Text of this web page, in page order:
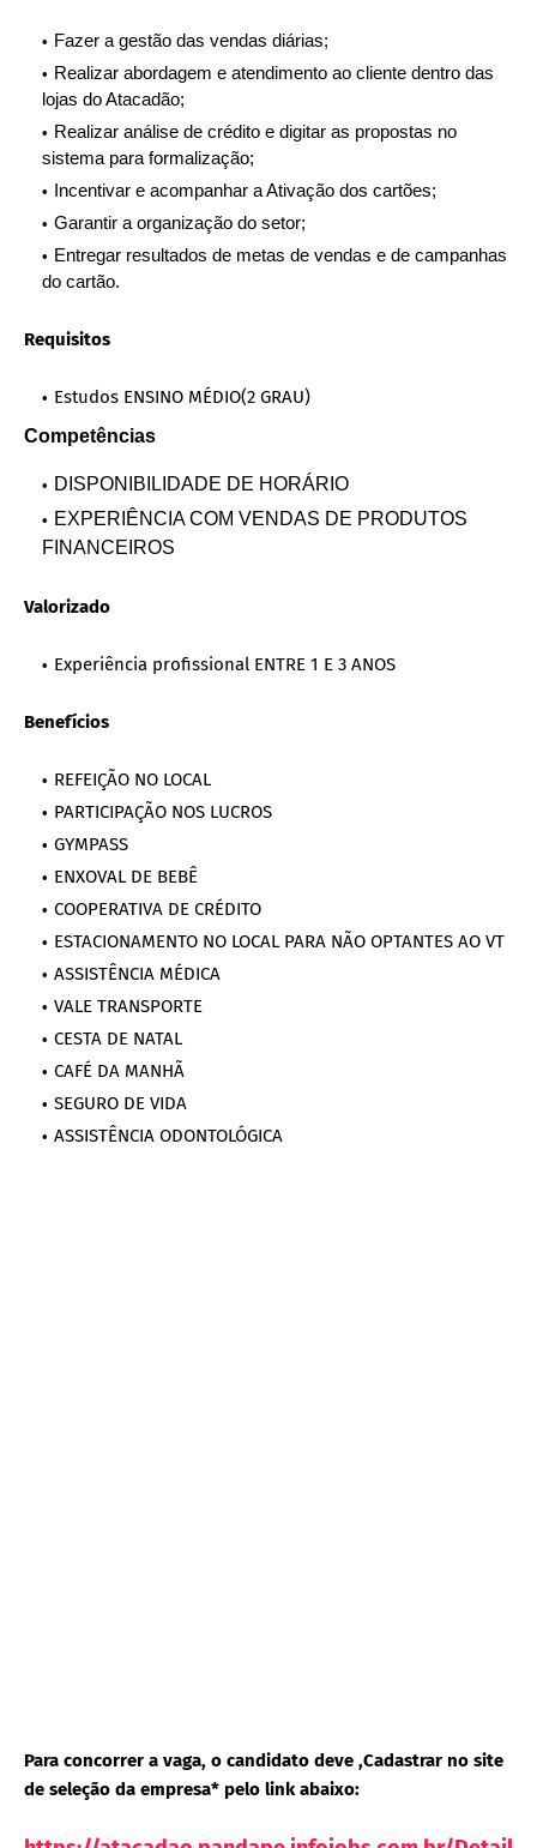
Fazer a gestão das vendas diárias;
Realizar abordagem e atendimento ao cliente dentro das
lojas do Atacadão;
Realizar análise de crédito e digitar as propostas no
sistema para formalização;
Incentivar e acompanhar a Ativação dos cartões;
Garantir a organização do setor;
Entregar resultados de metas de vendas e de campanhas
do cartão.
Requisitos
Estudos ENSINO MÉDIO(2 GRAU)
Competências
DISPONIBILIDADE DE HORÁRIO
EXPERIÊNCIA COM VENDAS DE PRODUTOS
FINANCEIROS
Valorizado
Experiência profissional ENTRE 1 E 3 ANOS
Benefícios
REFEIÇÃO NO LOCAL
PARTICIPAÇÃO NOS LUCROS
GYMPASS
ENXOVAL DE BEBÊ
COOPERATIVA DE CRÉDITO
ESTACIONAMENTO NO LOCAL PARA NÃO OPTANTES AO VT
ASSISTÊNCIA MÉDICA
VALE TRANSPORTE
CESTA DE NATAL
CAFÉ DA MANHÃ
SEGURO DE VIDA
ASSISTÊNCIA ODONTOLÓGICA
Para concorrer a vaga, o candidato deve ,Cadastrar no site
de seleção da empresa* pelo link abaixo: